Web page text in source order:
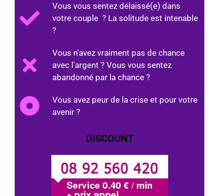
Vous vous sentez délaissé(e) dans
votre couple ? La solitude est intenable
?
Vous n'avez vraiment pas de chance
avec l'argent ? Vous vous sentez
abandonné par la chance ?
Vous avez peur de la crise et pour votre
avenir ?
DISCOUNT